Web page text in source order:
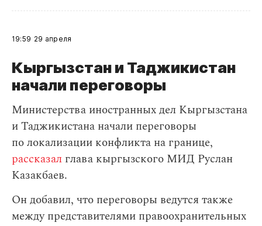
19:59 29 апреля
Кыргызстан и Таджикистан
начали переговоры
Министерства иностранных дел Кыргызстана
и Таджикистана начали переговоры
по локализации конфликта на границе,
рассказал глава кыргызского МИД Руслан
Казакбаев.
Он добавил, что переговоры ведутся также
между представителями правоохранительных